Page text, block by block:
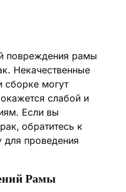
повреждения рамы
Некачественные
сборке могут
слабой и
Если вы
обратитесь к
для проведения
Рамы